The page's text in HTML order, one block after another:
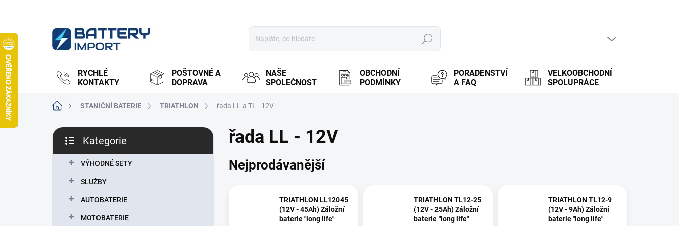
Hledat
RYCHLÉ
KONTAKTY
POŠTOVNÉ A
DOPRAVA
NAŠE
SPOLEČNOST
OBCHODNÍ
PODMÍNKY
PORADENSTVÍ
A FAQ
VELKOOBCHODNÍ
SPOLUPRÁCE
Domů STANIČNÍ BATERIE TRIATHLON řada LL a TL - 12V
P
s
kategorie
Kategorie
VÝHODNÉ SETY
SLUŽBY
AUTOBATERIE
MOTOBATERIE
řada LL - 12V
Nejprodávanější
TRIATHLON LL12045
(12V - 45Ah) Záložní
baterie "long life"
TRIATHLON TL12-25
(12V - 25Ah) Záložní
baterie "long life"
TRIATHLON TL12-9
(12V - 9Ah) Záložní
baterie "long life"